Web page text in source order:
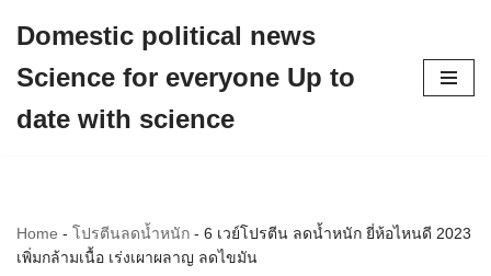
to
content
Domestic political news
Science for everyone Up to
date with science
Home - โปรตีนลดน้ำหนัก - 6 เวย์โปรตีน ลดน้ำหนัก ยี่ห้อไหนดี 2023
เพิ่มกล้ามเนื้อ เร่งเผาผลาญ ลดไขมัน